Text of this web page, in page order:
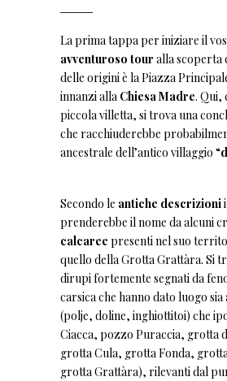
La prima tappa per iniziare il
avventuroso tour alla scoperta
delle origini è la Piazza
innanzi alla Chiesa Madre. Qui,
piccola villetta, si trova una
che racchiuderebbe
ancestrale dell’antico villaggio “
Secondo le antiche descrizioni
prenderebbe il nome da alcuni
calcaree presenti nel suo
quello della Grotta Grattàra. Si
dirupi fortemente segnati da
carsica che hanno dato luogo
(polje, doline, inghiottitoi) che
Ciacca, pozzo Puraccia, grotta
grotta Cula, grotta Fonda,
grotta Grattàra), rilevanti dal